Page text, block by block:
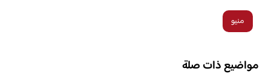
منيو
مواضيع ذات صلة